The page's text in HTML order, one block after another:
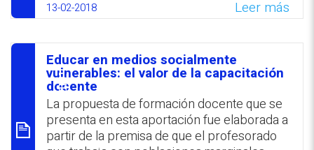
de las dinámicas cambiantes de los
conflictos armados. Desde esta perspectiva
expuso que los niños, que anteriormente
eran víctimas indirectas, se convirtieron en
protagonistas al ser reclutados
forzosamente por grupos que afrontan
dificultades para sobrellevar las contiendas.
«El uso y el abuso de niños para y en el
conflicto armado», afirmó, «se ha convertido
13-02-2018 Leer más
סיכום
Educar en medios socialmente
vulnerables: el valor de la capacitación
docente
La propuesta de formación docente que se
presenta en esta aportación fue elaborada a
partir de la premisa de que el profesorado